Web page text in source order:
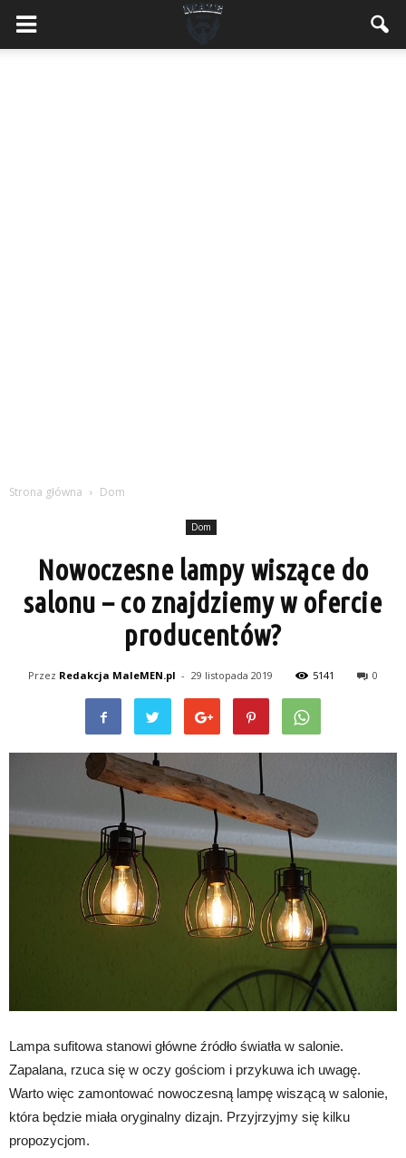
MaleMEN.pl
Strona główna Dom
Dom
Nowoczesne lampy wiszące do
salonu – co znajdziemy w ofercie
producentów?
Przez Redakcja MaleMEN.pl - 29 listopada 2019 5141 0
Lampa sufitowa stanowi główne źródło światła w salonie.
Zapalana, rzuca się w oczy gościom i przykuwa ich uwagę.
Warto więc zamontować nowoczesną lampę wiszącą w salonie,
która będzie miała oryginalny dizajn. Przyjrzyjmy się kilku
propozycjom.